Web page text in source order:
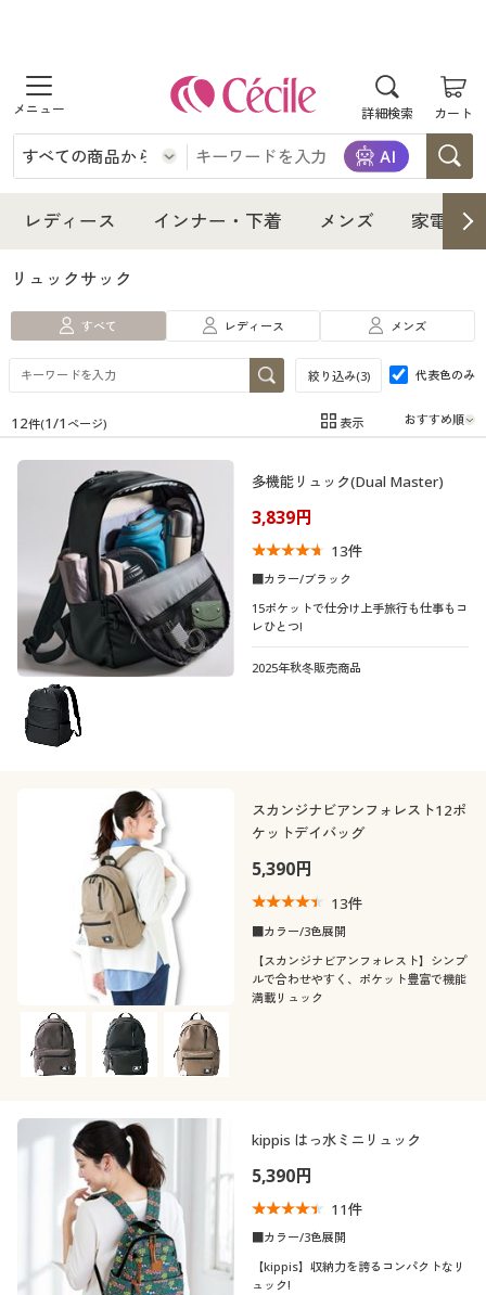
詳細検索 カート
商品を探す
レディース
レディースファッション
女性下着
インナー・下着
インナー・下着通販すべて
女性下着
メンズ下着
メンズ
メンズ通販すべて
メンズファッション
家電・雑貨
家電・雑貨すべて
キッチン・雑貨・日用品
寝具・インテリア・家具
家具・収納
寝具・ベッド
カーテン・ラグ・ファブリック
美容・健康通販すべて
美容・健康・サプリメント
制服・スクール
制服・スクールすべて
制服・学生服
ジュニア・ティーンズ下着
大きいサイズ
大きいサイズ通販すべて
大きいサイズ レディース服
大きいサイズ レディース下着
大きいサイズ メンズ
大きいサイズ 事務・制服
バーゲン
バーゲンセール
シークレットセール
詳細検索
商品カテゴリ一覧
カタログ・チラシからのご注文
デジタルカタログ
カタログ無料プレゼント
会員メニュー
マイページ
閲覧履歴
お気に入り
サポート
レディース インナー・下着 メンズ 家電・
リュックサック
すべて レディース メンズ
絞り込み(3) 代表色のみ
在庫 在庫のある商品のみ表示
カテゴリ
口コミ
(5)
こだわり条件
で絞り込む
柄・デザイン
無地
素材
ナイロン
テイスト
レギュラー
年代
20代
40代
シーズン
春
12件(1/1 ページ) 表示
多機能リュック(Dual Master)
3,839円
13件
■カラー/ブラック
15ポケットで仕分け上手旅行も仕事もコ
レひとつ!
2025年秋冬販売商品
スカンジナビアンフォレスト12ポ
ケットデイバッグ
5,390円
13件
■カラー/3色展開
【スカンジナビアンフォレスト】シンプ
ルで合わせやすく、ポケット豊富で機能
満載リュック
kippis はっ水ミニリュック
5,390円
11件
■カラー/3色展開
【kippis】収納力を誇るコンパクトなリ
ュック!